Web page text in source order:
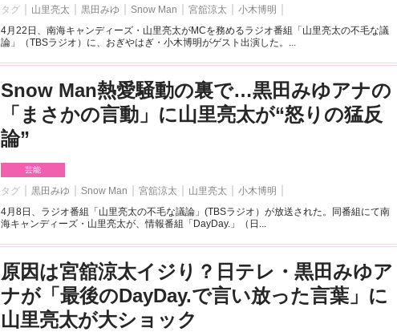
タグ 山里亮太 黒田みゆ Snow Man 宮舘涼太
小木博明
4月22日、南海キャンディーズ・山里亮太がMCを務めるラジオ番組「山里亮太の不毛な議
論」（TBSラジオ）に、おぎやはぎ・小木博明がゲスト出演した。...
Snow Man熱愛騒動の裏で…黒田みゆアナの
「まさかの言動」に山里亮太が“怒りの猛反
論”
芸能
タグ 黒田みゆ Snow Man 宮舘涼太 山里亮太
小木博明
4月8日、ラジオ番組「山里亮太の不毛な議論」(TBSラジオ）が放送された。同番組にて南
海キャンディーズ・山里亮太が、情報番組「DayDay.」（日...
原因は宮舘涼太イジり？日テレ・黒田みゆア
ナが「最後のDayDay.で言い放った言葉」に
山里亮太が大ショック